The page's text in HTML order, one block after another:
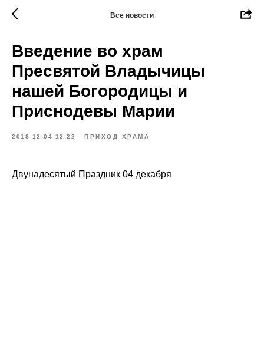
Все новости
Введение во храм
Пресвятой Владычицы
нашей Богородицы и
Приснодевы Марии
2018-12-04 12:22 ПРИХОД ХРАМА
Двунадесятый Праздник 04 декабря